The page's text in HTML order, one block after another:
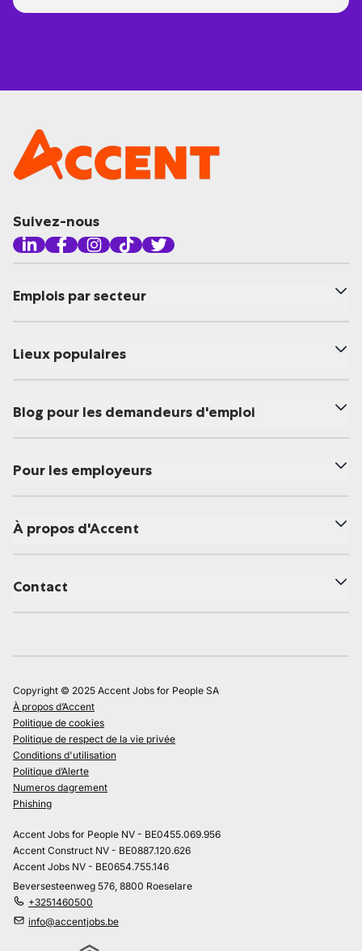
Suivez-nous
Emplois par secteur
Lieux populaires
Blog pour les demandeurs d'emploi
Pour les employeurs
À propos d'Accent
Contact
Copyright © 2025 Accent Jobs for People SA
À propos d’Accent
Politique de cookies
Politique de respect de la vie privée
Conditions d'utilisation
Politique d’Alerte
Numeros dagrement
Phishing
Accent Jobs for People NV - BE0455.069.956
Accent Construct NV - BE0887.120.626
Accent Jobs NV - BE0654.755.146
Beversesteenweg 576, 8800 Roeselare
+3251460500
info@accentjobs.be